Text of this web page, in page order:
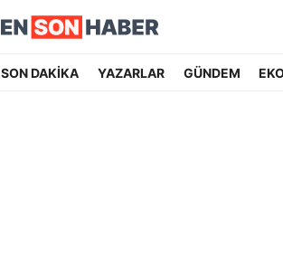
SON DAKİKA YAZARLAR GÜNDEM